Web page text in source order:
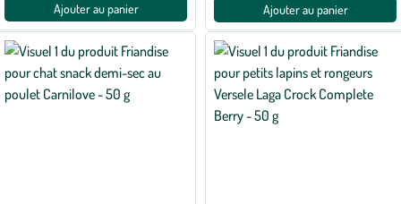
Ajouter au panier
Ajouter au panier